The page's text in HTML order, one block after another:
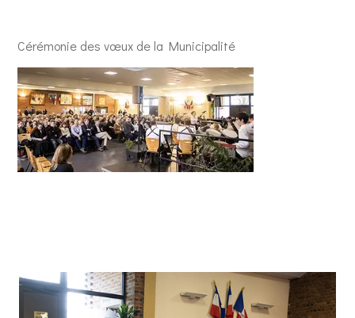
Cérémonie des vœux de la Municipalité